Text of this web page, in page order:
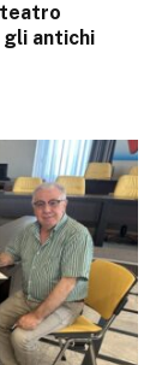
teatro
gli antichi